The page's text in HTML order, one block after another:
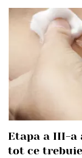
Etapa a III-a
tot ce